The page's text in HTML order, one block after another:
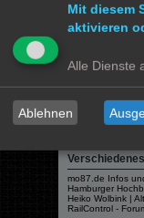
Olli's Modellbahn
Von
Bimm MOBA TV
lenasmodellbahn
Franks Moba-
johns MOBA <-
Schmiddko
Verschiedenes
mo87.de Infos
Hamburger
Heiko Wolbink |
RailControl -
Mit diesem
aktivieren
Alle Dienste
Ablehnen